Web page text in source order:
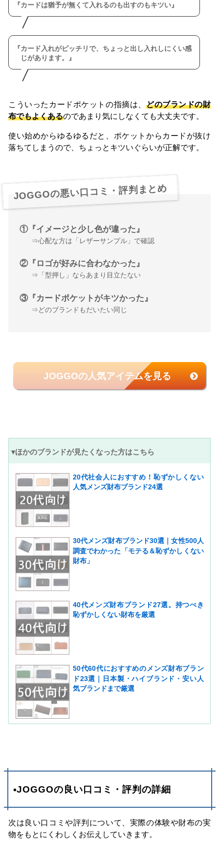
カードは猶予が無くて入れるのも出すのもキツい
カード入れがピッチリで、ちょっと出し入れしにくい感
じがあります。
こういったカードポケットの指摘は、 どのブランドの財
布でもよくあるのであまり気にしなくても大丈夫です。
使い始めからゆるゆるだと、ポケットからカードが抜け
落ちてしまうので、ちょっとキツいぐらいが正解です。
JOGGOの悪い口コミ・評判まとめ
①『イメージと少し色が違った』
⇒心配な方は「レザーサンプル」で確認
②『ロゴが好みに合わなかった』
⇒「型押し」ならあまり目立たない
③『カードポケットがキツかった』
⇒どのブランドもだいたい同じ
JOGGOの人気アイテムを見る
▾ほかのブランドが見たくなった方はこちら
20代社会人におすすめ！恥ずかしくない
人気メンズ財布ブランド24選
30代メンズ財布ブランド30選｜女性500人
調査でわかった「モテる＆恥ずかしくない
財布」
40代メンズ財布ブランド27選。持つべき
恥ずかしくない財布を厳選
50代60代におすすめのメンズ財布ブラン
ド23選｜日本製・ハイブランド・安い人
気ブランドまで厳選
▪JOGGOの良い口コミ・評判の詳細
次は良い口コミや評判について、実際の体験や財布の実
物をもとにくわしくお伝えしていきます。